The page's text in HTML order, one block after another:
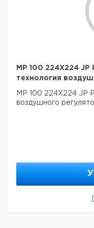
MP 100 224X224
технология
MP 100 224X224 JP
воздушного